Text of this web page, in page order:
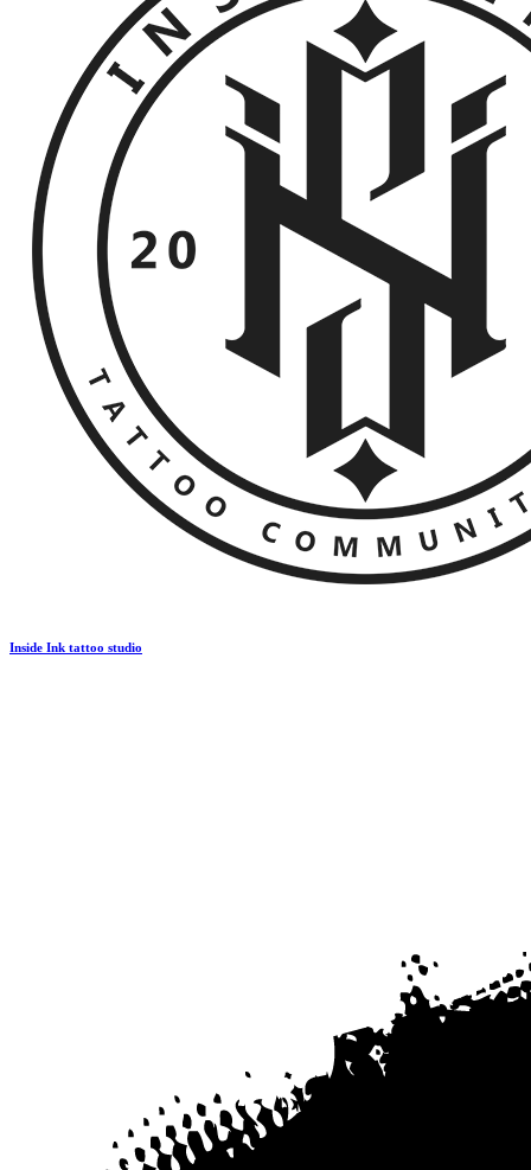
Inside Ink tattoo studio